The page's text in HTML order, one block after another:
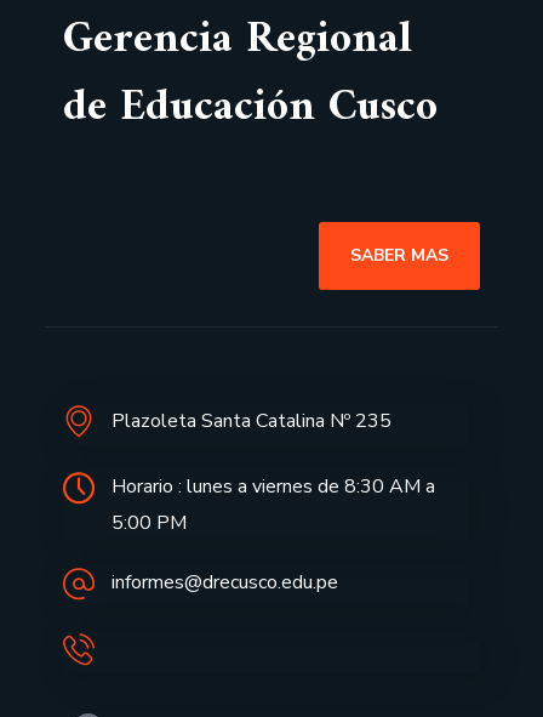
Gerencia Regional
de Educación Cusco
SABER MAS
Plazoleta Santa Catalina Nº 235
Horario : lunes a viernes de 8:30 AM a
5:00 PM
informes@drecusco.edu.pe